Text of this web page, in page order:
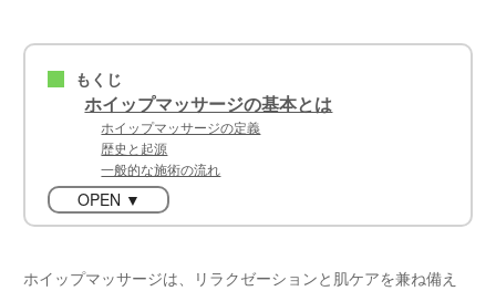
■ もくじ
ホイップマッサージの基本とは
ホイップマッサージの定義
歴史と起源
一般的な施術の流れ
OPEN ▼
ホイップマッサージは、リラクゼーションと肌ケアを兼ね備え